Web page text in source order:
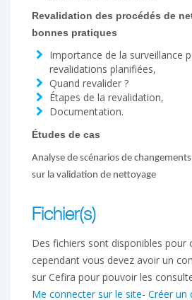
Revalidation des procédés de
bonnes pratiques
Importance de la surveillance
revalidations planifiées,
Quand revalider ?
Étapes de la revalidation,
Documentation.
Études de cas
Analyse de scénarios de
sur la validation de nettoyage
Fichier(s)
Des fichiers sont disponibles
cependant vous devez avoir un
sur Cefira pour pouvoir les
Me connecter sur le site- Créer un